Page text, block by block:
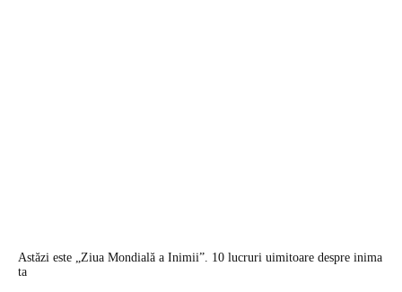
Astăzi este „Ziua Mondială a Inimii”. 10 lucruri uimitoare despre inima
ta